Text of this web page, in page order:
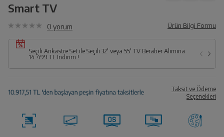
Smart TV
0 yorum Ürün Bilgi Formu
Seçili Ankastre Set ile Seçili 32' veya 55' TV Beraber Alımına
14.499 TL İndirim !
Taksit ve Ödeme
Seçenekleri